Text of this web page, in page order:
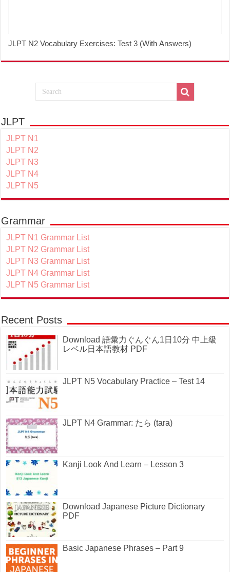
JLPT N2 Vocabulary Exercises: Test 3 (With Answers)
JLPT
JLPT N1
JLPT N2
JLPT N3
JLPT N4
JLPT N5
Grammar
JLPT N1 Grammar List
JLPT N2 Grammar List
JLPT N3 Grammar List
JLPT N4 Grammar List
JLPT N5 Grammar List
Recent Posts
Download 語彙力ぐんぐん1日10分 中上級
レベル日本語教材 PDF
JLPT N5 Vocabulary Practice – Test 14
JLPT N4 Grammar: たら (tara)
Kanji Look And Learn – Lesson 3
Download Japanese Picture Dictionary
PDF
Basic Japanese Phrases – Part 9